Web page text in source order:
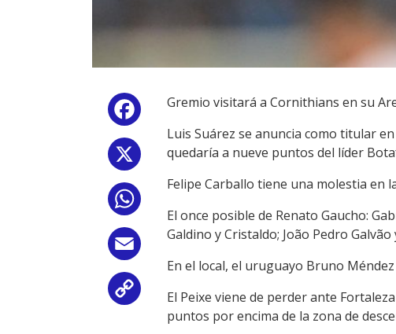
Facebook
Copy
Link
Gremio visitará a Cornithians en su
Luis Suárez se anuncia como titular
quedaría a nueve puntos del líder
Felipe Carballo tiene una molestia en
El once posible de Renato Gaucho:
Galdino y Cristaldo; João Pedro Galvão
En el local, el uruguayo Bruno
El Peixe viene de perder ante
puntos por encima de la zona de